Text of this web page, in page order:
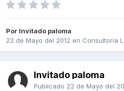
Por Invitado paloma
22 de Mayo del 2012 en Consultoria
Invitado paloma
Publicado 22 de Mayo del